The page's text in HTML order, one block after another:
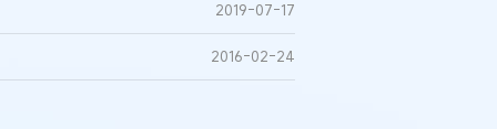
2019-07-17
2016-02-24